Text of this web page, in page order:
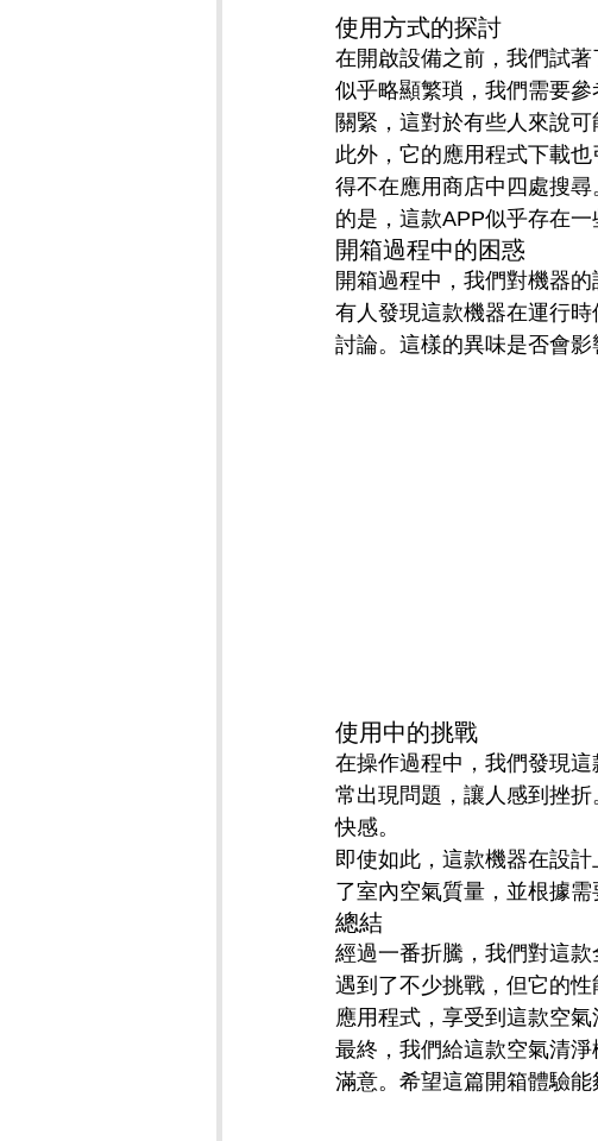
使用方式的探討
在開啟設備之前，我們試
似乎略顯繁瑣，我們需要
關緊，這對於有些人來說可
此外，它的應用程式下載
得不在應用商店中四處搜
的是，這款APP似乎存在
開箱過程中的困惑
開箱過程中，我們對機器
有人發現這款機器在運行
討論。這樣的異味是否會影
使用中的挑戰
在操作過程中，我們發現
常出現問題，讓人感到挫
快感。
即使如此，這款機器在設
了室內空氣質量，並根據
總結
經過一番折騰，我們對這
遇到了不少挑戰，但它的
應用程式，享受到這款空氣
最終，我們給這款空氣清
滿意。希望這篇開箱體驗能